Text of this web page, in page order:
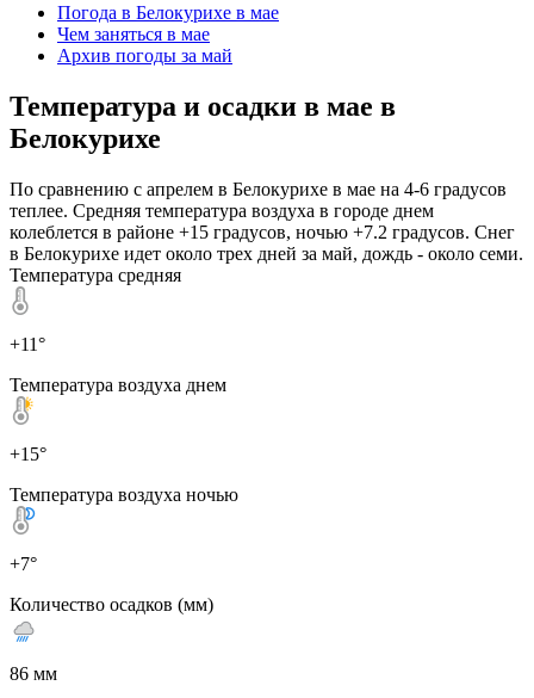
Погода в Белокурихе в мае
Чем заняться в мае
Архив погоды за май
Температура и осадки в мае в
Белокурихе
По сравнению с апрелем в Белокурихе в мае на 4-6 градусов
теплее. Средняя температура воздуха в городе днем
колеблется в районе +15 градусов, ночью +7.2 градусов. Снег
в Белокурихе идет около трех дней за май, дождь - около семи.
Температура средняя
+11°
Температура воздуха днем
+15°
Температура воздуха ночью
+7°
Количество осадков (мм)
86 мм